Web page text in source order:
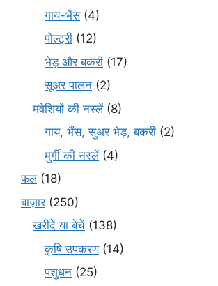
गाय-भैंस(4)
पोल्ट्री (12)
भेड़ और बकरी (17)
सूअर पालन (2)
मवेशियों की नस्लें(8)
गाय, भैंस, सुअर भेड़, बकरी (2)
मुर्गी की नस्लें(4)
फल(18)
बाज़ार(250)
खरीदें या बेचें (138)
कृषि उपकरण(14)
पशुधन (25)